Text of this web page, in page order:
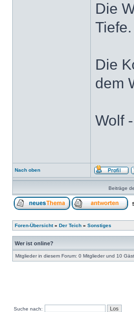
Die
Tiefe.
Die
dem
Wolf
Nach oben
Beiträge
Foren-Übersicht» Der Teich » Sonstiges
Wer ist online?
Mitglieder in diesem Forum: 0 Mitglieder und 10
Suche nach: